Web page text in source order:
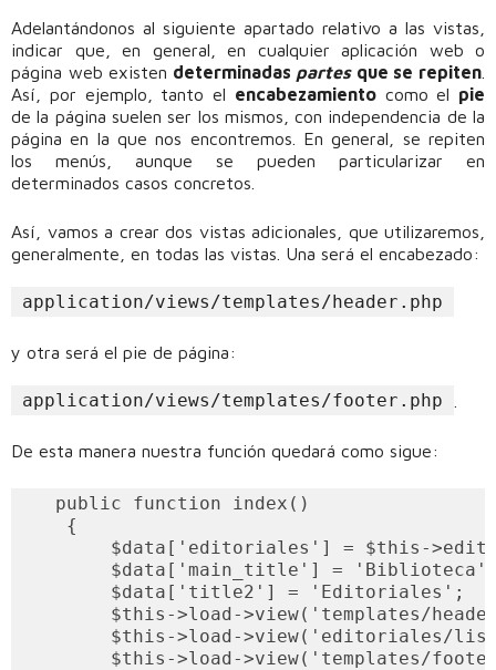
Adelantándonos al siguiente apartado relativo a las vistas,
indicar que, en general, en cualquier aplicación web o
página web existen determinadas partesque se repiten
Así, por ejemplo, tanto el encabezamientocomo el pie
de la página suelen ser los mismos, con independencia de la
página en la que nos encontremos. En general, se repiten
los menús, aunque se pueden particularizar en
determinados casos concretos.
Así, vamos a crear dos vistas adicionales, que utilizaremos,
generalmente, en todas las vistas. Una será el encabezado:
application/views/templates/header.php
y otra será el pie de página:
application/views/templates/footer.php
De esta manera nuestra función quedará como sigue:
   public function index()
    {
$data['editoriales'] = $this-
$data['main_title'] =
        $data['title2'] = 'Editoriales';
$this->load->view('templates/
$this->load->view('editoriales/
$this->load->view('templates/